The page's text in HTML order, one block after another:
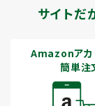
サイトだ
Amazonアカ
簡単注